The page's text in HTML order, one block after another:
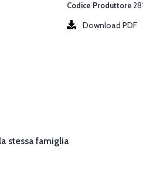
Download PDF
Codice Produttore
stessa famiglia